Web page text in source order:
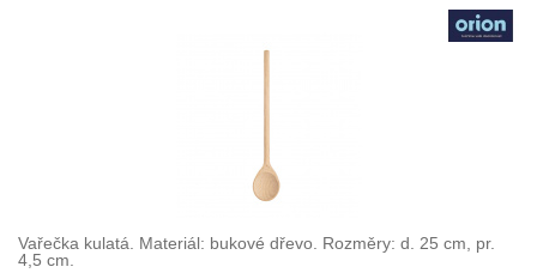
Vařečka kulatá. Materiál: bukové dřevo. Rozměry: d. 25 cm, pr.
4,5 cm.